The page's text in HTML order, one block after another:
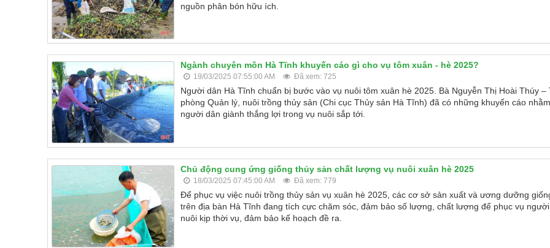
nguồn phân bón hữu ích.
Ngành chuyên môn Hà Tĩnh khuyến cáo gì cho vụ tôm xuân - hè 2025?
19/03/2025 07:55:00 AM Đã xem: 725
Người dân Hà Tĩnh chuẩn bị bước vào vụ nuôi tôm xuân hè 2025. Bà Nguyễn Thị Hoài Thúy –
phòng Quản lý, nuôi trồng thủy sản (Chi cục Thủy sản Hà Tĩnh) đã có những khuyến cáo
người dân giành thắng lợi trong vụ nuôi sắp tới.
Chủ động cung ứng giống thủy sản chất lượng vụ nuôi xuân hè 2025
18/03/2025 07:45:00 AM Đã xem: 779
Để phục vụ việc nuôi trồng thủy sản vụ xuân hè 2025, các cơ sở sản xuất và ương dưỡng
trên địa bàn Hà Tĩnh đang tích cực chăm sóc, đảm bảo số lượng, chất lượng để phục vụ
nuôi kịp thời vụ, đảm bảo kế hoạch đề ra.